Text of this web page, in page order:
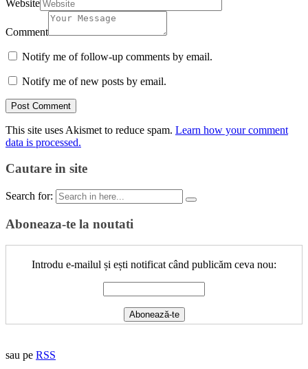
Website
Comment
Notify me of follow-up comments by email.
Notify me of new posts by email.
This site uses Akismet to reduce spam. Learn how your comment
data is processed.
Cautare in site
Search for:
Aboneaza-te la noutati
Introdu e-mailul și ești notificat când publicăm ceva nou:
sau pe RSS